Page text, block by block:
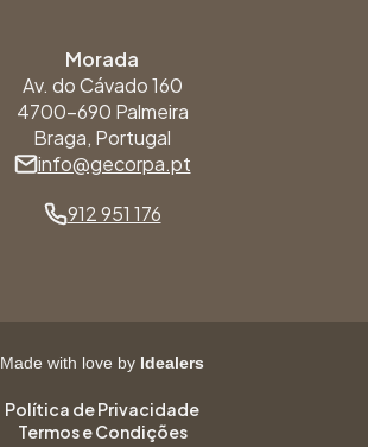
Morada
Av. do Cávado 160
4700-690 Palmeira
Braga, Portugal
info@gecorpa.pt
912 951 176
Made with love by Idealers
Política de Privacidade
Termos e Condições